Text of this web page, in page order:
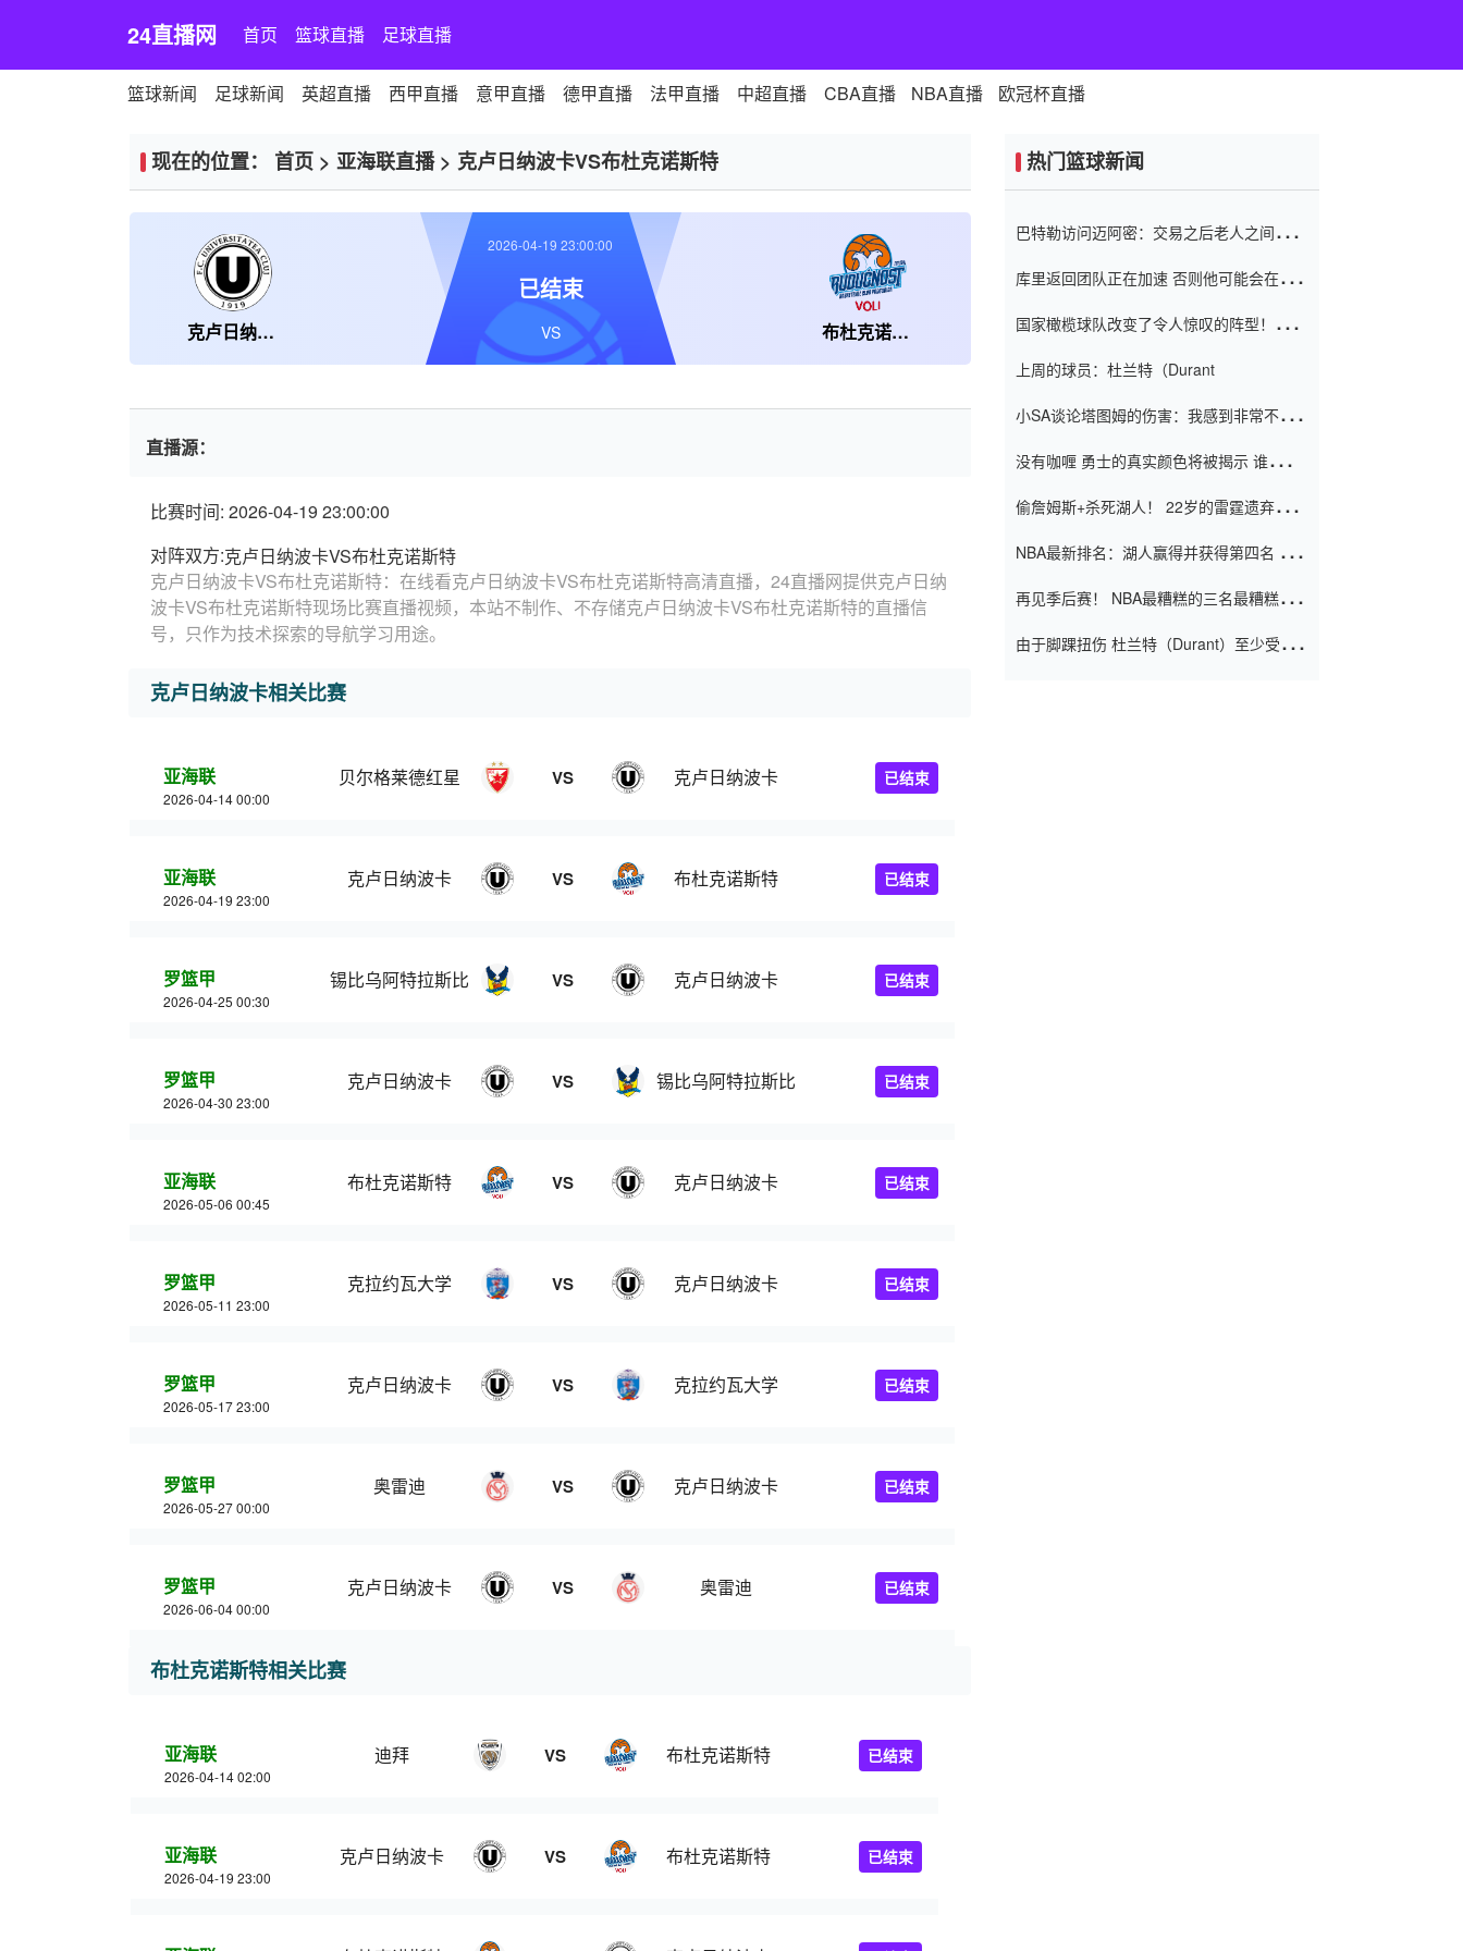
24直播网 首页 篮球直播 足球直播
篮球新闻 足球新闻 英超直播 西甲直播 意甲直播 德甲直播 法甲直播 中超直播 CBA直播 NBA直播 欧冠杯直播
现在的位置： 首页 > 亚海联直播> 克卢日纳波卡VS布杜克诺斯特
克卢日纳波卡 布杜克诺斯特
2026-04-19 23:00:00
已结束
VS
直播源：
比赛时间: 2026-04-19 23:00:00
对阵双方:克卢日纳波卡VS布杜克诺斯特
克卢日纳波卡VS布杜克诺斯特：在线看克卢日纳波卡VS布杜克诺斯特高清直播，24直播网提供克卢日纳
波卡VS布杜克诺斯特现场比赛直播视频，本站不制作、不存储克卢日纳波卡VS布杜克诺斯特的直播信
号，只作为技术探索的导航学习用途。
克卢日纳波卡相关比赛
亚海联
2026-04-14 00:00
贝尔格莱德红星 VS 克卢日纳波卡 已结束
亚海联
2026-04-19 23:00
克卢日纳波卡 VS 布杜克诺斯特 已结束
罗篮甲
2026-04-25 00:30
锡比乌阿特拉斯比 VS 克卢日纳波卡 已结束
罗篮甲
2026-04-30 23:00
克卢日纳波卡 VS 锡比乌阿特拉斯比 已结束
亚海联
2026-05-06 00:45
布杜克诺斯特 VS 克卢日纳波卡 已结束
罗篮甲
2026-05-11 23:00
克拉约瓦大学 VS 克卢日纳波卡 已结束
罗篮甲
2026-05-17 23:00
克卢日纳波卡 VS 克拉约瓦大学 已结束
罗篮甲
2026-05-27 00:00
奥雷迪 VS 克卢日纳波卡 已结束
罗篮甲
2026-06-04 00:00
克卢日纳波卡 VS 奥雷迪 已结束
布杜克诺斯特相关比赛
亚海联
2026-04-14 02:00
迪拜 VS 布杜克诺斯特 已结束
亚海联
2026-04-19 23:00
克卢日纳波卡 VS 布杜克诺斯特 已结束
热门篮球新闻
巴特勒访问迈阿密：交易之后老人之间的第
库里返回团队正在加速 否则他可能会在下
起了人们的关注
国家橄榄球队改变了令人惊叹的阵型！伊万
上周的球员：杜兰特（Durant
小SA谈论塔图姆的伤害：我感到非常不舒
没有咖喱 勇士的真实颜色将被揭示 谁注意
偷詹姆斯+杀死湖人！ 22岁的雷霆遗弃儿子
亿元人民币的合同
NBA最新排名：湖人赢得并获得第四名 小
再见季后赛！ NBA最糟糕的三名最糟糕的
由于脚踝扭伤 杜兰特（Durant）至少受伤